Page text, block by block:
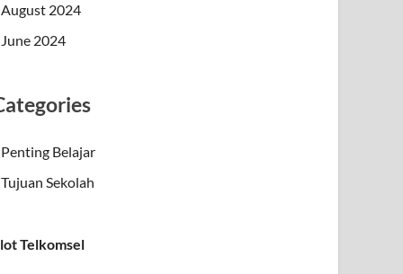
August 2024
June 2024
Penting Belajar
Tujuan Sekolah
Telkomsel